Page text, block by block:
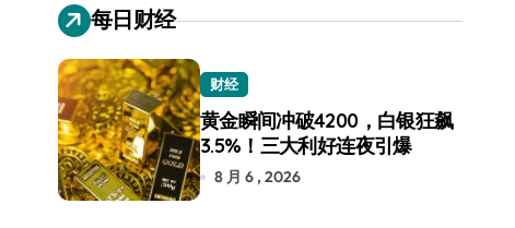
每日财经
财经
黄金瞬间冲破4200，白银狂飙
3.5%！三大利好连夜引爆
8 月 6 , 2026